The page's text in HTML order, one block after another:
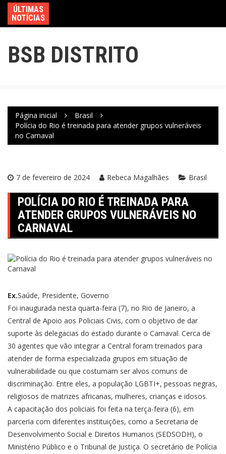
ÚLTIMAS
NOTÍCIAS
BSB DISTRITO
Página inicial
Brasil
Polícia do Rio é treinada para atender grupos vulneráveis
no Carnaval
7 de fevereiro de 2024 Rebeca Magalhães Brasil
POLÍCIA DO RIO É TREINADA PARA
ATENDER GRUPOS VULNERÁVEIS NO
CARNAVAL
Ex.Saúde, Presidente, Governo
Foi inaugurada nesta quarta-feira (7), no Rio de Janeiro, a
Central de Apoio aos Policiais Civis, com o objetivo de dar
suporte às delegacias do estado durante o Carnaval. Cerca de
30 agentes que vão integrar a Central foram treinados para
atender de forma especializada grupos em situação de
vulnerabilidade ou que costumam ser alvos comuns de
discriminação. Entre eles, a população LGBTI+, pessoas negras,
religiosos de matrizes africanas, mulheres, crianças e idosos.
A capacitação dos policiais foi feita na terça-feira (6), em
parceria com diferentes instituições, como a Secretaria de
Desenvolvimento Social e Direitos Humanos (SEDSODH), o
Ministério Público e o Tribunal de Justiça. O secretário de Polícia